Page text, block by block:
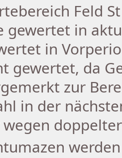
Feld
gewertet in
in
gewertet, da
zur
in der
wegen